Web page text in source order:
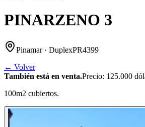
PINARZENO 3
Pinamar· DuplexPR4399
← Volver
También está en venta.Precio: 125.000
100m2 cubiertos.